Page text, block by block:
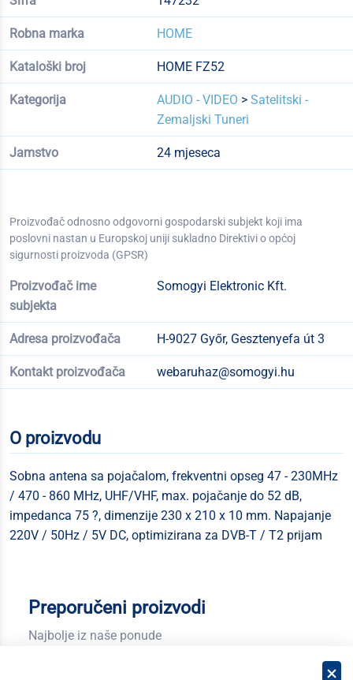
Robna marka HOME
Kataloški broj HOME FZ52
Kategorija AUDIO - VIDEO > Satelitski -
Zemaljski Tuneri
Jamstvo 24 mjeseca
Proizvođač odnosno odgovorni gospodarski subjekt koji ima
poslovni nastan u Europskoj uniji sukladno Direktivi o općoj
sigurnosti proizvoda (GPSR)
Proizvođač ime
subjekta
Somogyi Elektronic Kft.
Adresa proizvođača H-9027 Győr, Gesztenyefa út 3
Kontakt proizvođača webaruhaz@somogyi.hu
O proizvodu
Sobna antena sa pojačalom, frekventni opseg 47 - 230MHz
/ 470 - 860 MHz, UHF/VHF, max. pojačanje do 52 dB,
impedanca 75 ?, dimenzije 230 x 210 x 10 mm. Napajanje
220V / 50Hz / 5V DC, optimizirana za DVB-T / T2 prijam
Preporučeni proizvodi
Najbolje iz naše ponude